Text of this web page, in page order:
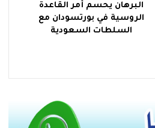
البرهان يحسم أمر القاعدة
الروسية في بورتسودان مع
السلطات السعودية